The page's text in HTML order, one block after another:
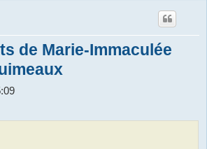
de Marie-Immaculée